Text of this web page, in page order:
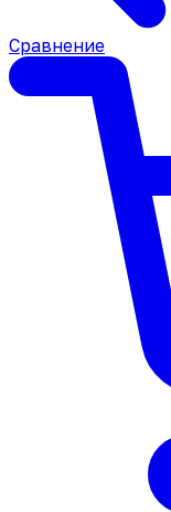
Сравнение